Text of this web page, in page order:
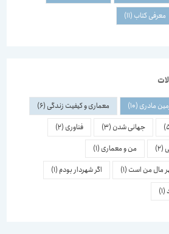
کتاب(11)
مادری(10) معماری و کیفیت زندگی(6)
جهانی شدن(3) فناوری(2)
من و معماری(1)
من است(1) اگر شهردار بودم(1)